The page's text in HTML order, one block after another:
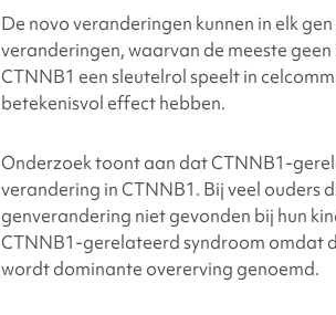
De novo veranderingen kunnen in elk
veranderingen, waarvan de meeste
CTNNB1 een sleutelrol speelt in
betekenisvol effect hebben.
Onderzoek toont aan datCTNNB1-
verandering in CTNNB1. Bij veel ouders
genverandering niet gevonden bij hun
CTNNB1-gerelateerd syndroom omdat
wordt dominante overerving genoemd.